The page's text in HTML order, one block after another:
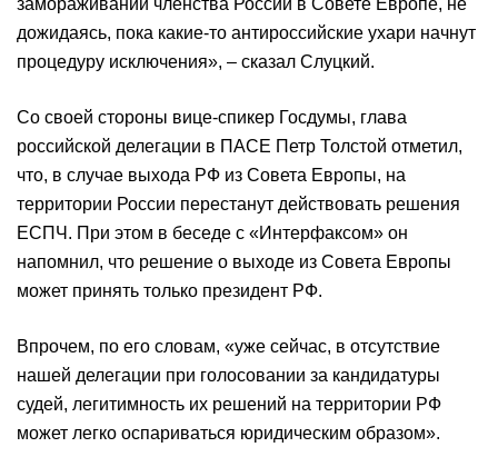
замораживании членства России в Совете Европе, не
дожидаясь, пока какие-то антироссийские ухари начнут
процедуру исключения», – сказал Слуцкий.
Со своей стороны вице-спикер Госдумы, глава
российской делегации в ПАСЕ Петр Толстой отметил,
что, в случае выхода РФ из Совета Европы, на
территории России перестанут действовать решения
ЕСПЧ. При этом в беседе с «Интерфаксом» он
напомнил, что решение о выходе из Совета Европы
может принять только президент РФ.
Впрочем, по его словам, «уже сейчас, в отсутствие
нашей делегации при голосовании за кандидатуры
судей, легитимность их решений на территории РФ
может легко оспариваться юридическим образом».